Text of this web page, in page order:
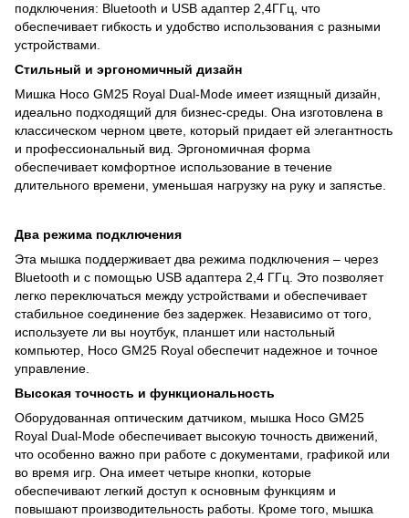
подключения: Bluetooth и USB адаптер 2,4ГГц, что
обеспечивает гибкость и удобство использования с разными
устройствами.
Стильный и эргономичный дизайн
Мишка Hoco GM25 Royal Dual-Mode имеет изящный дизайн,
идеально подходящий для бизнес-среды. Она изготовлена ​​в
классическом черном цвете, который придает ей элегантность
и профессиональный вид. Эргономичная форма
обеспечивает комфортное использование в течение
длительного времени, уменьшая нагрузку на руку и запястье.
Два режима подключения
Эта мышка поддерживает два режима подключения – через
Bluetooth и с помощью USB адаптера 2,4 ГГц. Это позволяет
легко переключаться между устройствами и обеспечивает
стабильное соединение без задержек. Независимо от того,
используете ли вы ноутбук, планшет или настольный
компьютер, Hoco GM25 Royal обеспечит надежное и точное
управление.
Высокая точность и функциональность
Оборудованная оптическим датчиком, мышка Hoco GM25
Royal Dual-Mode обеспечивает высокую точность движений,
что особенно важно при работе с документами, графикой или
во время игр. Она имеет четыре кнопки, которые
обеспечивают легкий доступ к основным функциям и
повышают производительность работы. Кроме того, мышка